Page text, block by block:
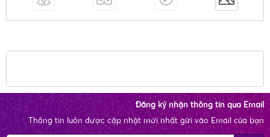
Đăng ký nhận thông tin qua Email
Thông tin luôn được cập nhật mới nhất gửi vào Email của bạn